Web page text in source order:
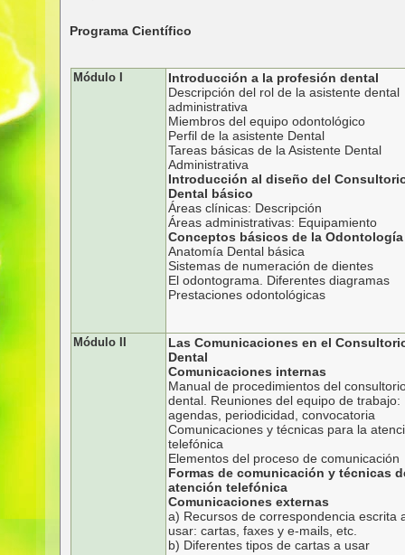
Programa Científico
Módulo I
Introducción a la profesión dental
Descripción del rol de la asistente dental
administrativa
Miembros del equipo odontológico
Perfil de la asistente Dental
Tareas básicas de la Asistente Dental
Administrativa
Introducción al diseño del
Dental básico
Áreas clínicas: Descripción
Áreas administrativas: Equipamiento
Conceptos básicos de la Odontología
Anatomía Dental básica
Sistemas de numeración de dientes
El odontograma. Diferentes diagramas
Prestaciones odontológicas
Módulo II
Las Comunicaciones en el
Dental
Comunicaciones internas
Manual de procedimientos del
dental. Reuniones del equipo de trabajo:
agendas, periodicidad, convocatoria
Comunicaciones y técnicas para la
telefónica
Elementos del proceso de comunicación
Formas de comunicación y técnicas
atención telefónica
Comunicaciones externas
a) Recursos de correspondencia escrita
usar: cartas, faxes y e-mails, etc.
b) Diferentes tipos de cartas a usar